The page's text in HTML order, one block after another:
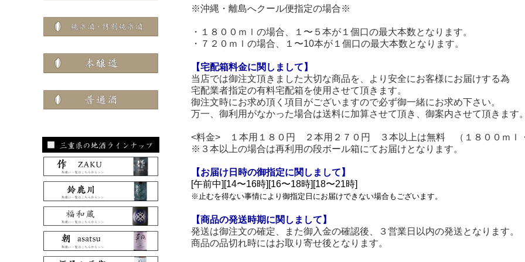
※沖縄・離島へクール便指定の場合※
・１８００ｍｌの場合、１〜５本が１個口の最大本数となります。
・７２０ｍｌの場合、１〜10本が１個口の最大本数となります。
【宅配箱料金に関しまして】
当店では御注文頂きました大切な商品を、より安全にお客様にお届けする為
宅配業者指定の有料宅配箱を使用させて頂きます。
御注文時にお求め頂く項目がございますので必ず御一緒にお求め下さい。
万一、御利用がなかった場合は送料に加算させて頂き、御案内させて頂きます。
<料金> １本用１８０円 ２本用２７０円 ３本以上は無料 （１８００ｍｌ・
※３本以上の場合は再利用の段ボール箱にてお届けとなります。
【お届け日時の御指定に関しまして】
[午前中][14〜16時][16〜18時][18〜21時]
※止むを得ない事情により御指定日にお届けできない場合もございます。
【商品の発送時期に関しまして】
発送は御注文の確定、また御入金の確認後、３営業日以内の発送となります。
商品の品切れ時にはお取り寄せ後となります。